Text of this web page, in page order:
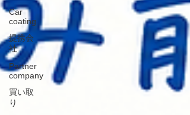
Car
coating
提携会
社
Partner
company
買い取
り